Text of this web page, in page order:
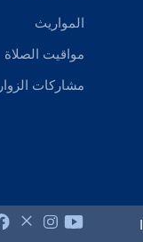
المواريث
مواقيت الصلاة
مشاركات الزوار